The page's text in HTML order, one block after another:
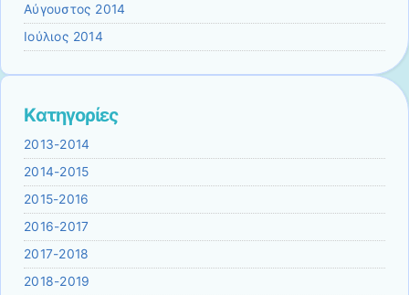
Αύγουστος 2014
Ιούλιος 2014
Kατηγορίες
2013-2014
2014-2015
2015-2016
2016-2017
2017-2018
2018-2019